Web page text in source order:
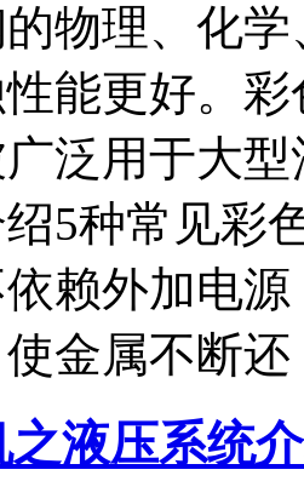
物理、化
能更好。
泛用于大
5种常见彩
赖外加电
金属不断还
之液压系统